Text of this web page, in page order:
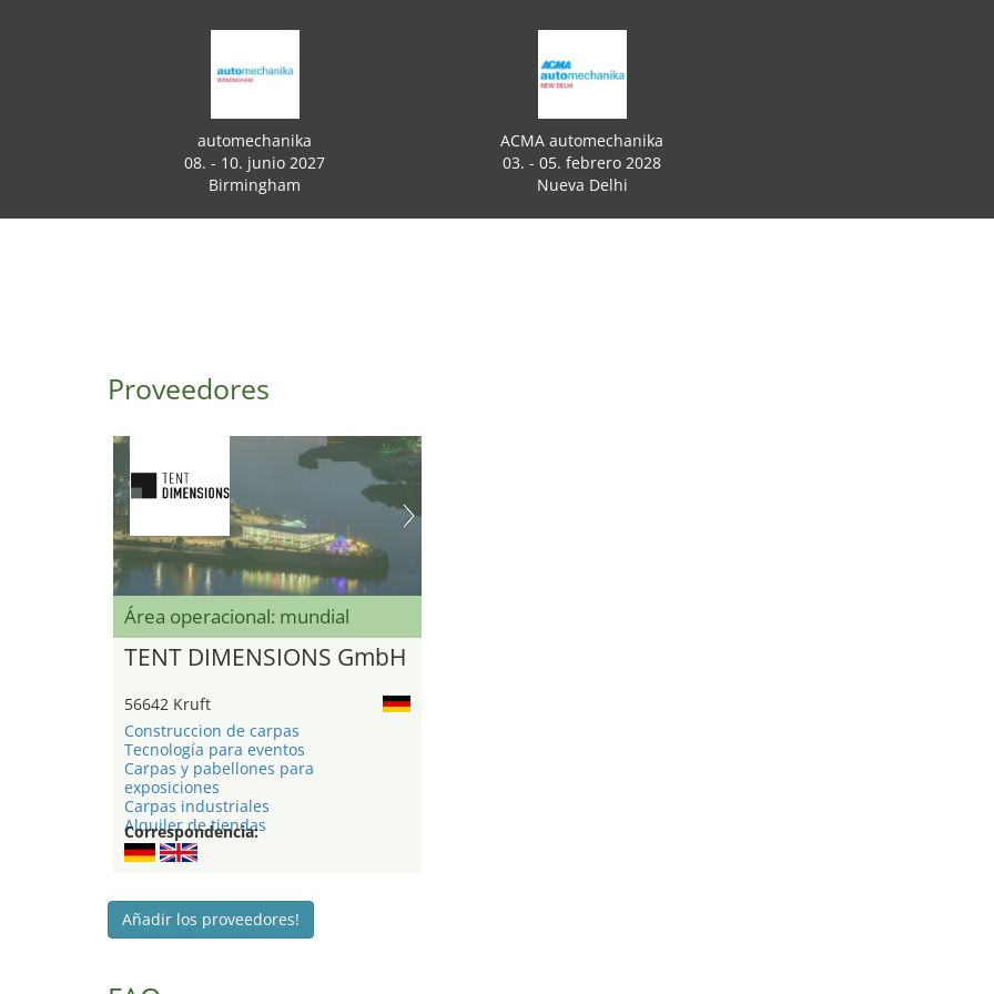
automechanika
08. - 10. junio 2027
Birmingham
ACMA automechanika
03. - 05. febrero 2028
Nueva Delhi
Proveedores
Área operacional: mundial
TENT DIMENSIONS GmbH
56642 Kruft
Construccion de carpas
Tecnología para eventos
Carpas y pabellones para
exposiciones
Carpas industriales
Alquiler de tiendas
Correspondencia:
Añadir los proveedores!